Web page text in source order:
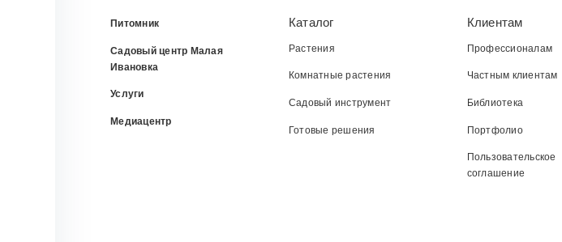
Питомник
Садовый центр Малая
Ивановка
Услуги
Медиацентр
Каталог
Растения
Комнатные растения
Садовый инструмент
Готовые решения
Клиентам
Профессионалам
Частным клиентам
Библиотека
Портфолио
Пользовательское
соглашение